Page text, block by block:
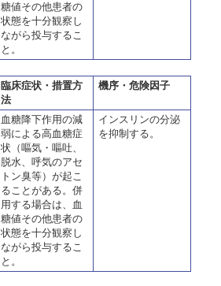
糖値その他患者の
状態を十分観察し
ながら投与するこ
と。
臨床症状・措置方
法
機序・危険因子
血糖降下作用の減
弱による高血糖症
状（嘔気・嘔吐、
脱水、呼気のアセ
トン臭等）が起こ
ることがある。併
用する場合は、血
糖値その他患者の
状態を十分観察し
ながら投与するこ
と。
インスリンの分泌
を抑制する。